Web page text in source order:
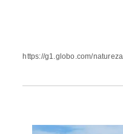
https://g1.globo.com/